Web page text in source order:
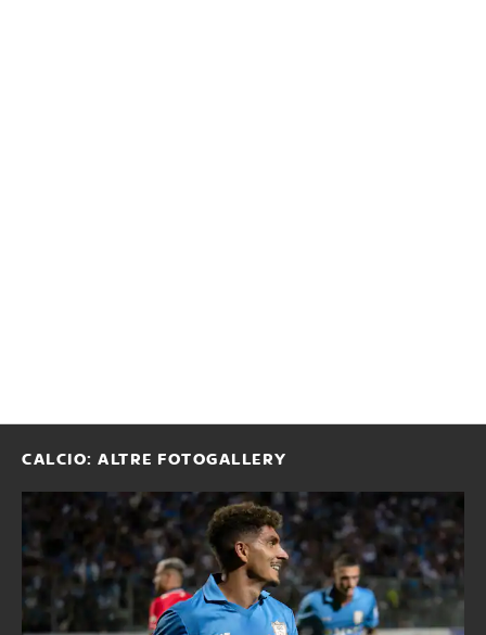
CALCIO: ALTRE FOTOGALLERY